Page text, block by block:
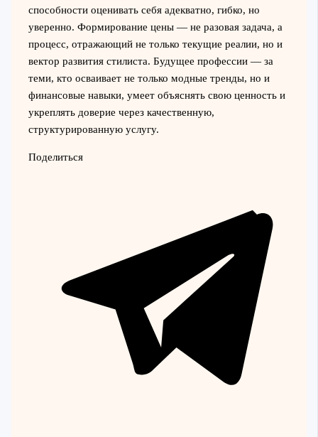
способности оценивать себя адекватно, гибко, но
уверенно. Формирование цены — не разовая задача, а
процесс, отражающий не только текущие реалии, но и
вектор развития стилиста. Будущее профессии — за
теми, кто осваивает не только модные тренды, но и
финансовые навыки, умеет объяснять свою ценность и
укреплять доверие через качественную,
структурированную услугу.
Поделиться